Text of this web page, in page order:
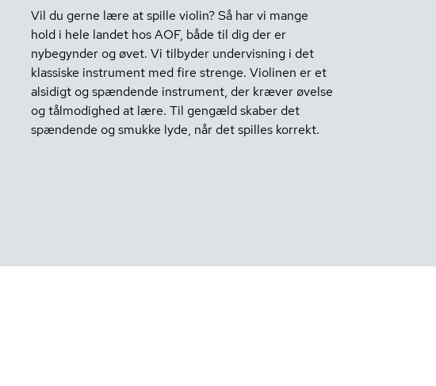
Vil du gerne lære at spille violin? Så har vi mange
hold i hele landet hos AOF, både til dig der er
nybegynder og øvet. Vi tilbyder undervisning i det
klassiske instrument med fire strenge. Violinen er et
alsidigt og spændende instrument, der kræver øvelse
og tålmodighed at lære. Til gengæld skaber det
spændende og smukke lyde, når det spilles korrekt.